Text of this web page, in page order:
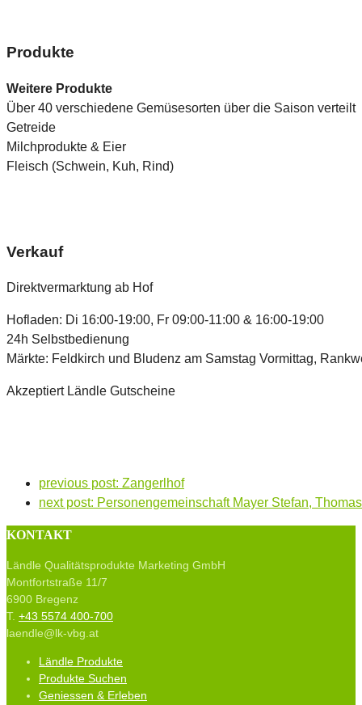
Produkte
Weitere Produkte
Über 40 verschiedene Gemüsesorten über die Saison verteilt
Getreide
Milchprodukte & Eier
Fleisch (Schwein, Kuh, Rind)
Verkauf
Direktvermarktung ab Hof
Hofladen: Di 16:00-19:00, Fr 09:00-11:00 & 16:00-19:00
24h Selbstbedienung
Märkte: Feldkirch und Bludenz am Samstag Vormittag,
Akzeptiert Ländle Gutscheine
previous post: Zangerlhof
next post: Personengemeinschaft Mayer Stefan,
KONTAKT
Ländle Qualitätsprodukte Marketing GmbH
Montfortstraße 11/7
6900 Bregenz
T. +43 5574 400-700
laendle@lk-vbg.at
Ländle Produkte
Produkte Suchen
Geniessen & Erleben